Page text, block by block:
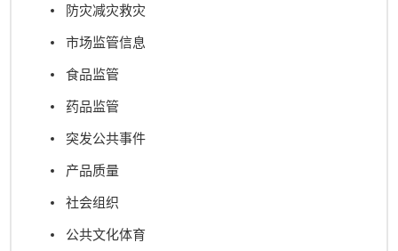
防灾减灾救灾
市场监管信息
食品监管
药品监管
突发公共事件
产品质量
社会组织
公共文化体育